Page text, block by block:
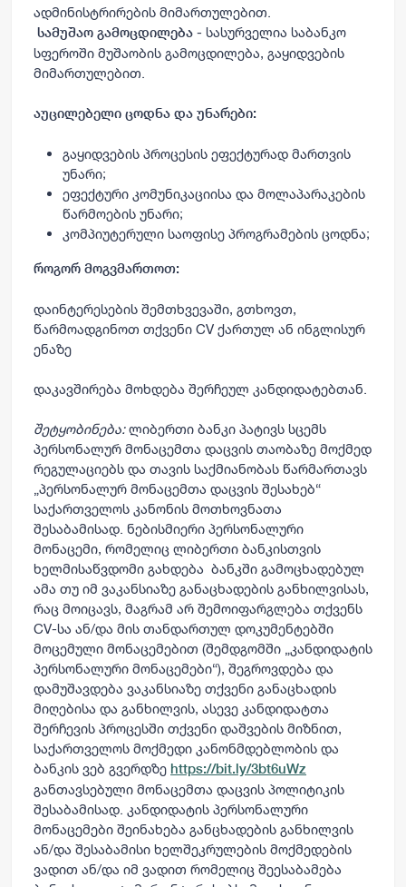
ადმინისტრირების მიმართულებით.
სამუშაო გამოცდილება - სასურველია საბანკო
სფეროში მუშაობის გამოცდილება, გაყიდვების
მიმართულებით.
აუცილებელი ცოდნა და უნარები:
გაყიდვების პროცესის ეფექტურად მართვის
უნარი;
ეფექტური კომუნიკაციისა და მოლაპარაკების
წარმოების უნარი;
კომპიუტერული საოფისე პროგრამების ცოდნა;
როგორ მოგვმართოთ:
დაინტერესების შემთხვევაში, გთხოვთ,
წარმოადგინოთ თქვენი CV ქართულ ან ინგლისურ
ენაზე
დაკავშირება მოხდება შერჩეულ კანდიდატებთან.
შეტყობინება:ლიბერთი ბანკი პატივს სცემს
პერსონალურ მონაცემთა დაცვის თაობაზე მოქმედ
რეგულაციებს და თავის საქმიანობას წარმართავს
„პერსონალურ მონაცემთა დაცვის შესახებ“
საქართველოს კანონის მოთხოვნათა
შესაბამისად. ნებისმიერი პერსონალური
მონაცემი, რომელიც ლიბერთი ბანკისთვის
ხელმისაწვდომი გახდება ბანკში გამოცხადებულ
ამა თუ იმ ვაკანსიაზე განაცხადების განხილვისას,
რაც მოიცავს, მაგრამ არ შემოიფარგლება თქვენს
CV-სა ან/და მის თანდართულ დოკუმენტებში
მოცემული მონაცემებით (შემდგომში „კანდიდატის
პერსონალური მონაცემები“), შეგროვდება და
დამუშავდება ვაკანსიაზე თქვენი განაცხადის
მიღებისა და განხილვის, ასევე კანდიდატთა
შერჩევის პროცესში თქვენი დაშვების მიზნით,
საქართველოს მოქმედი კანონმდებლობის და
ბანკის ვებ გვერდზე https://bit.ly/3bt6uWz
განთავსებული მონაცემთა დაცვის პოლიტიკის
შესაბამისად. კანდიდატის პერსონალური
მონაცემები შეინახება განცხადების განხილვის
ან/და შესაბამისი ხელშეკრულების მოქმედების
ვადით ან/და იმ ვადით რომელიც შეესაბამება